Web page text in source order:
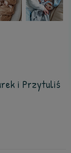
i Przytuliś